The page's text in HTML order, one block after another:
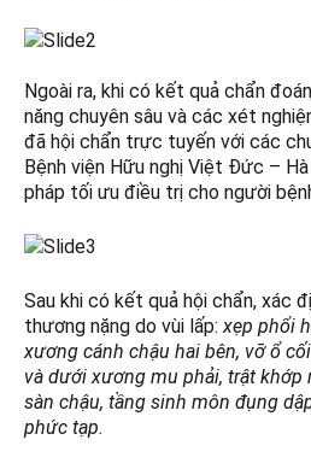
Ngoài ra, khi có kết quả chẩn
năng chuyên sâu và các xét
đã hội chẩn trực tuyến với các
Bệnh viện Hữu nghị Việt Đức –
pháp tối ưu điều trị cho người
Sau khi có kết quả hội chẩn, xác
thương nặng do vùi lấp:xẹp phổi
xương cánh chậu hai bên, vỡ ổ
và dưới xương mu phải, trật khớp
sàn chậu, tầng sinh môn đụng
phức tạp.